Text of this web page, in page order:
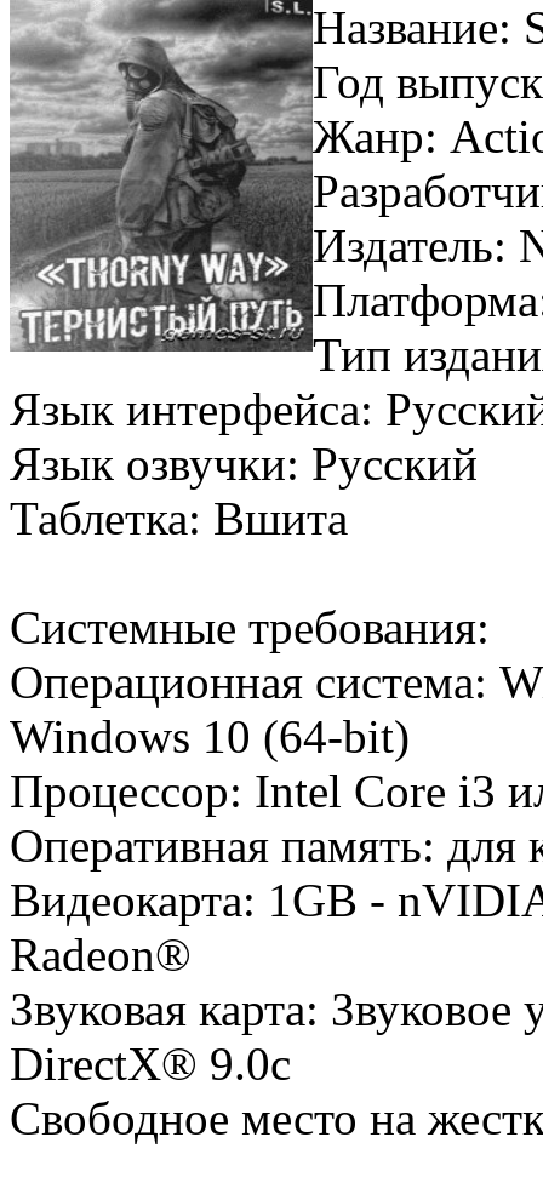
Название:
Год
Жанр:
Издатель:
Тип
Язык интерфейса:
Язык озвучки: Русский
Таблетка: Вшита
Системные требования:
Операционная система:
Windows 10 (64-bit)
Процессор: Intel Core i3
Оперативная память:
Видеокарта: 1GB -
Radeon®
Звуковая карта:
DirectX® 9.0с
Свободное место на